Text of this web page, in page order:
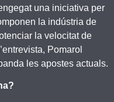
una iniciativa per
la indústria de
la velocitat de
Pomarol
les apostes actuals.